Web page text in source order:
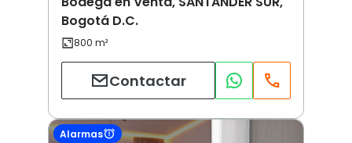
Bogotá D.C.
Contactar
Alarmas